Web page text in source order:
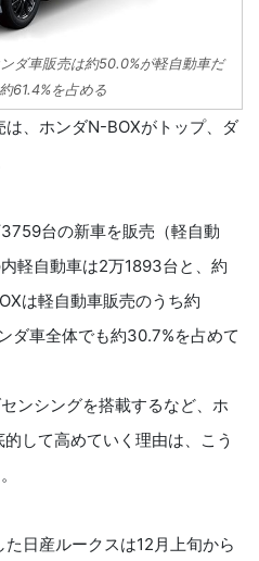
ダ車販売は約50.0%が軽自動車だ
61.4%を占める
、ホンダN-BOXがトップ、ダ
台の新車を販売（軽自動
軽自動車は2万1893台と、約
は軽自動車販売のうち約
ダ車全体でも約30.7%を占めて
ンシングを搭載するなど、ホ
して高めていく理由は、こう
日産ルークスは12月上旬から